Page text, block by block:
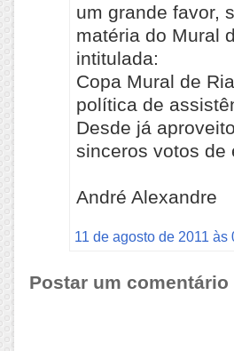
um grande favor,
matéria do Mural
intitulada:
Copa Mural de
política de
Desde já
sinceros votos de
André Alexandre
11 de agosto de 2011 às
Postar um comentário